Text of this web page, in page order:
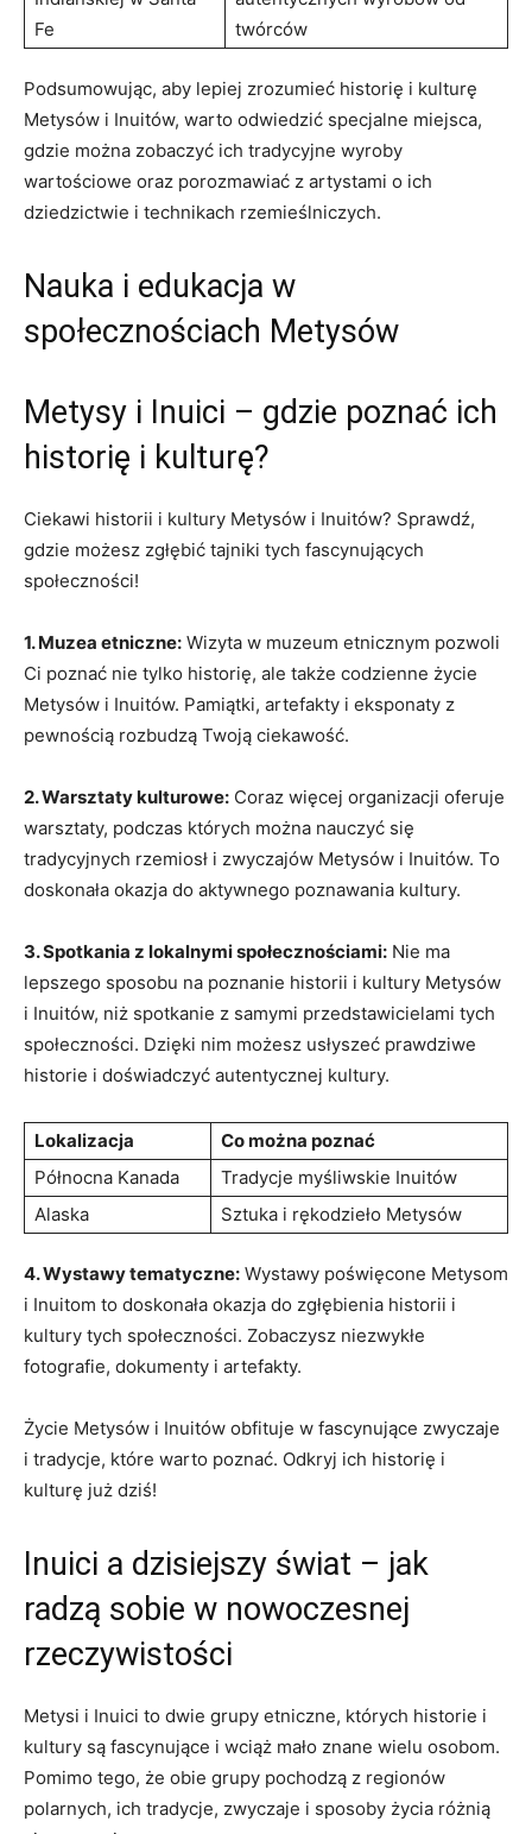
Fe
twórców
Podsumowując, aby lepiej zrozumieć‌ historię i kulturę
Metysów i Inuitów, warto odwiedzić specjalne miejsca,
gdzie można ⁢zobaczyć ich tradycyjne ​wyroby
wartościowe ⁤oraz porozmawiać z⁣ artystami o ich
dziedzictwie i‌ technikach rzemieślniczych.
Nauka i edukacja w
społecznościach Metysów
Metysy i Inuici⁤ – gdzie poznać‌ ich
‍historię i ⁢kulturę?
Ciekawi historii i ⁤kultury Metysów ⁢i Inuitów? ⁣Sprawdź,
gdzie⁢ możesz zgłębić tajniki⁢ tych fascynujących
⁣społeczności!
1. Muzea etniczne: Wizyta w muzeum etnicznym pozwoli
Ci poznać nie tylko historię, ale także codzienne życie
Metysów i Inuitów. Pamiątki, artefakty i eksponaty‍ z
pewnością rozbudzą Twoją ciekawość.
2. Warsztaty kulturowe: Coraz więcej organizacji oferuje
warsztaty, ​podczas których można nauczyć się
⁣tradycyjnych rzemiosł i zwyczajów ‍Metysów i Inuitów. To
doskonała‌ okazja do aktywnego poznawania kultury.
3. Spotkania z lokalnymi społecznościami: ⁣Nie ma
lepszego‍ sposobu na poznanie historii ​i kultury Metysów
i Inuitów, ⁣niż spotkanie z ‌samymi ‌przedstawicielami tych
społeczności. Dzięki ⁣nim ‌możesz usłyszeć prawdziwe
historie ‌i doświadczyć autentycznej kultury.
Lokalizacja
Co można poznać
Północna ​Kanada
Tradycje myśliwskie Inuitów
Alaska
Sztuka i​ rękodzieło Metysów
4. Wystawy tematyczne: ⁣Wystawy poświęcone ​Metysom
i Inuitom to doskonała okazja do zgłębienia historii i
kultury tych społeczności. Zobaczysz niezwykłe
fotografie, ​dokumenty i ⁣artefakty.
Życie Metysów i Inuitów obfituje w ‍fascynujące zwyczaje⁢
i ‍tradycje, które ⁢warto poznać.⁤ Odkryj ich⁢ historię i
kulturę już dziś!
Inuici a dzisiejszy świat – jak
radzą‍ sobie w nowoczesnej
rzeczywistości
Metysi i Inuici to dwie grupy etniczne,​ których historie i
kultury⁣ są fascynujące i wciąż mało znane ‍wielu osobom.
Pomimo ​tego,⁣ że⁢ obie grupy ‍pochodzą ‍z regionów
polarnych, ich tradycje,⁢ zwyczaje i‌ sposoby życia ‌różnią